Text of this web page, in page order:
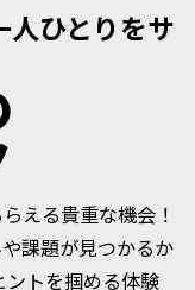
人ひとりをサ
える貴重な機会！
課題が見つかるか
ントを掴める体験